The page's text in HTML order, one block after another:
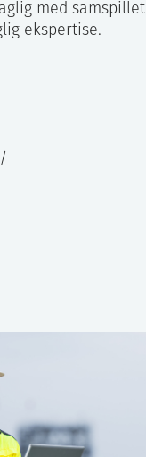
med samspillet
ekspertise.